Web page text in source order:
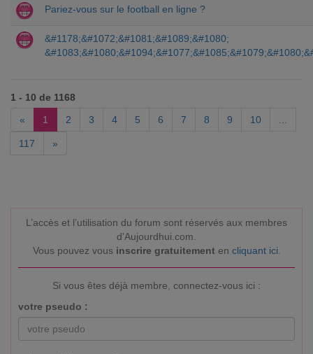
Pariez-vous sur le football en ligne ?
&#1178;&#1072;&#1081;&#1089;&#1080;
1 - 10 de 1168
«
1 2 3 4 5 6 7 8 9 10
117 »
L’accès et l’utilisation du forum sont réservés aux membres
d'Aujourdhui.com.
Vous pouvez vous inscrire gratuitementen cliquant ici
Si vous êtes déjà membre, connectez-vous ici :
votre pseudo :